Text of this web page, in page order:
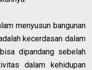
menyusun bangunan
kecerdasan dalam
dipandang sebelah
dalam kehidupan